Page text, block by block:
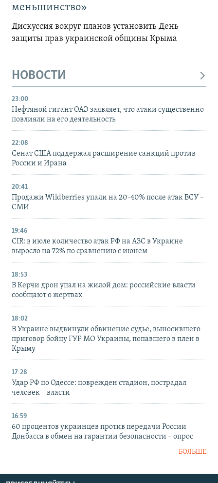
меньшинство»
Дискуссия вокруг планов установить День
защиты прав украинской общины Крыма
НОВОСТИ
23:00
Нефтяной гигант ОАЭ заявляет, что атаки существенно
повлияли на его деятельность
22:08
Сенат США поддержал расширение санкций против
России и Ирана
20:41
Продажи Wildberries упали на 20-40% после атак ВСУ –
СМИ
19:46
CIR: в июле количество атак РФ на АЗС в Украине
выросло на 72% по сравнению с июнем
18:53
В Керчи дрон упал на жилой дом: российские власти
сообщают о жертвах
18:02
В Украине выдвинули обвинение судье, выносившего
приговор бойцу ГУР МО Украины, попавшего в плен в
Крыму
17:28
Удар РФ по Одессе: поврежден стадион, пострадал
человек – власти
16:59
60 процентов украинцев против передачи России
Донбасса в обмен на гарантии безопасности – опрос
БОЛЬШЕ